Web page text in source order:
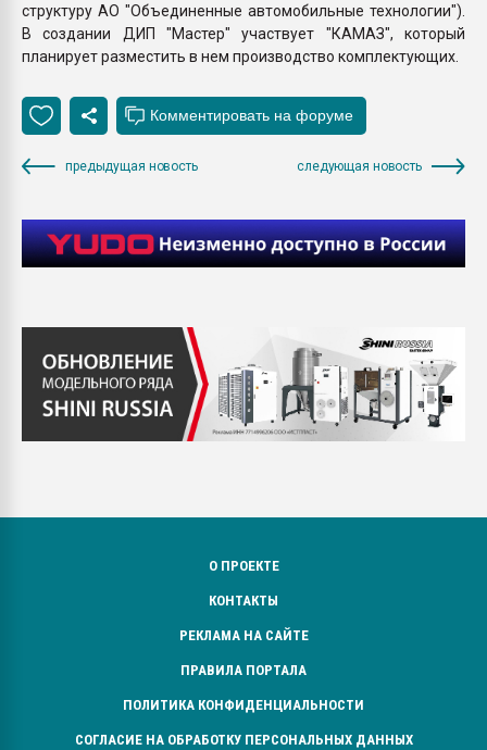
структуру АО "Объединенные автомобильные технологии").
В создании ДИП "Мастер" участвует "КАМАЗ", который
планирует разместить в нем производство комплектующих.
предыдущая новость следующая новость
О ПРОЕКТЕ
КОНТАКТЫ
РЕКЛАМА НА САЙТЕ
ПРАВИЛА ПОРТАЛА
ПОЛИТИКА КОНФИДЕНЦИАЛЬНОСТИ
СОГЛАСИЕ НА ОБРАБОТКУ ПЕРСОНАЛЬНЫХ ДАННЫХ